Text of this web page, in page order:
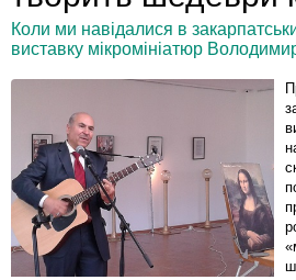
Коли ми навідалися в
виставку мікромініатюр